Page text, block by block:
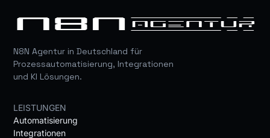
N8N Agentur in Deutschland für
Prozessautomatisierung, Integrationen
und KI Lösungen.
LEISTUNGEN
Automatisierung
Integrationen